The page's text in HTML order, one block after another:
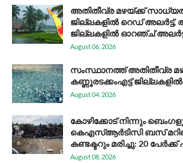
അതിതീവ്ര മഴയ്ക്ക്
ജില്ലകളിൽ റെഡ്
ജില്ലകളിൽ ഓറഞ്ച്
August 06, 2026
സം​സ്ഥാ​ന​ത്ത് അ​തി​തീ​വ്ര
കണ്ണൂരടക്കംഎ​ട്ട്
August 04, 2026
കോഴിക്കോട് നിന്നും
കെഎസ്ആര്‍ടിസി ബസ്
കണ്ടക്ടറും മരിച്ചു: 20 പേര്‍ക്ക്
August 08, 2026